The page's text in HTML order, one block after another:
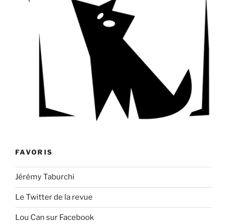
FAVORIS
Jérémy Taburchi
Le Twitter de la revue
Lou Can sur Facebook